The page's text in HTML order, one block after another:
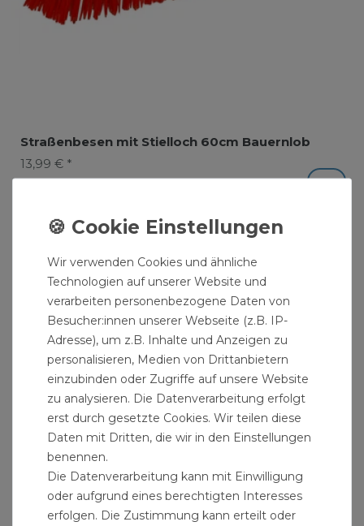
Straßenbesen mit Stielloch 60cm Bauernlob
13,99 € *
Wir verwenden Cookies und ähnliche
Technologien auf unserer Website und
verarbeiten personenbezogene Daten von
Besucher:innen unserer Webseite (z.B. IP-
Adresse), um z.B. Inhalte und Anzeigen zu
personalisieren, Medien von Drittanbietern
einzubinden oder Zugriffe auf unsere Website
zu analysieren. Die Datenverarbeitung erfolgt
erst durch gesetzte Cookies. Wir teilen diese
Daten mit Dritten, die wir in den Einstellungen
benennen.
Die Datenverarbeitung kann mit Einwilligung
oder aufgrund eines berechtigten Interesses
erfolgen. Die Zustimmung kann erteilt oder